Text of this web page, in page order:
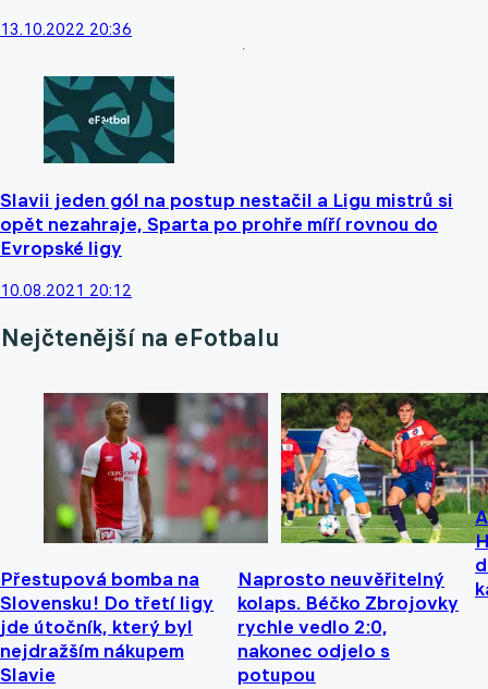
13.10.2022 20:36
Slavii jeden gól na postup nestačil a Ligu mistrů si
opět nezahraje, Sparta po prohře míří rovnou do
Evropské ligy
10.08.2021 20:12
Nejčtenější na eFotbalu
Přestupová bomba na
Slovensku! Do třetí ligy
jde útočník, který byl
nejdražším nákupem
Slavie
Naprosto neuvěřitelný
kolaps. Béčko Zbrojovky
rychle vedlo 2:0,
nakonec odjelo s
potupou